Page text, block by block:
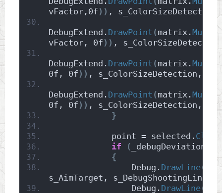
vFactor,0f )) ,
DebugExtend. DrawPoint (matrix.
vFactor, 0f )) ,
DebugExtend. DrawPoint (matrix.
0f, 0f )) , s_ColorSizeDetection,
DebugExtend. DrawPoint (matrix.
0f, 0f )) , s_ColorSizeDetection, 0.2
}
            point = selected.
if
( _debugDeviation
{
                Debug.
DrawLine(
s_AimTarget, s_DebugShootingLine,
                Debug.
DrawLine(